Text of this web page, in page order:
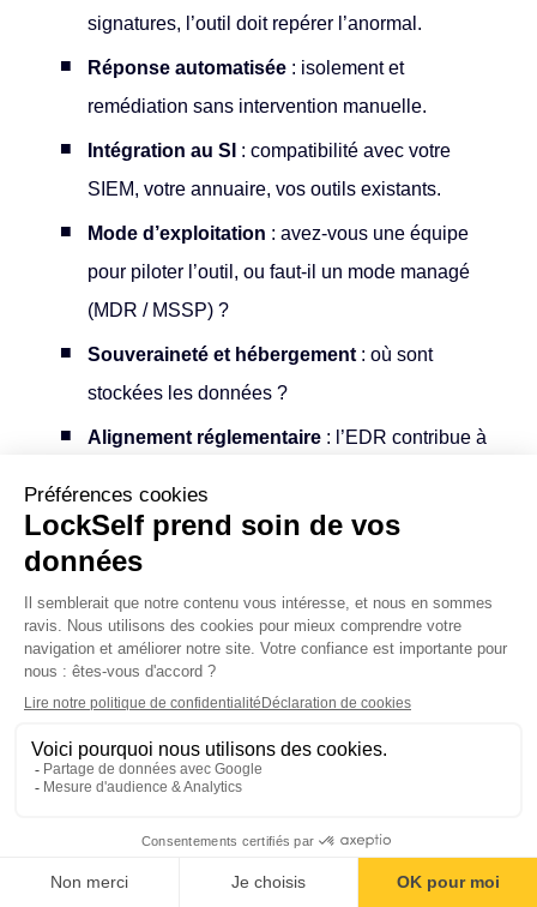
signatures, l’outil doit repérer l’anormal.
Réponse automatisée : isolement et
remédiation sans intervention manuelle.
Intégration au SI : compatibilité avec votre
SIEM, votre annuaire, vos outils existants.
Mode d’exploitation : avez-vous une équipe
pour piloter l’outil, ou faut-il un mode managé
(MDR / MSSP) ?
Souveraineté et hébergement : où sont
stockées les données ?
Alignement réglementaire : l’EDR contribue à
détection et de réponse aux incidents.
Pour défendre votre choix en interne
Votre direction ne validera pas un acronyme.
Présentez-le ainsi : «Voici notre exposition, voici les
options, voici ce que chacune implique en budget et en
charge d'équipe, voici ma recommandation.
vous sur le coût total de possession (licence +
réglementaire : pouvoir prouver qui détecte, en combien
de temps et avec quelle traçabilité transforme une
Sommaire